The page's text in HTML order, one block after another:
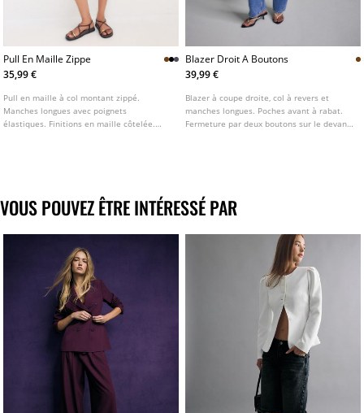
Pull En Maille Zippe
35,99 €
Pull en maille à col montant zippé.
Manches longues avec poignets
élastiques. Finitions en maille côtelée.
Blazer Droit A Boutons
39,99 €
Blazer à coupe droite, col à revers et
manches longues. Poches avant à rabat.
Fermeture par deux boutons sur le devant.
VOUS POUVEZ ÊTRE INTÉRESSÉ PAR